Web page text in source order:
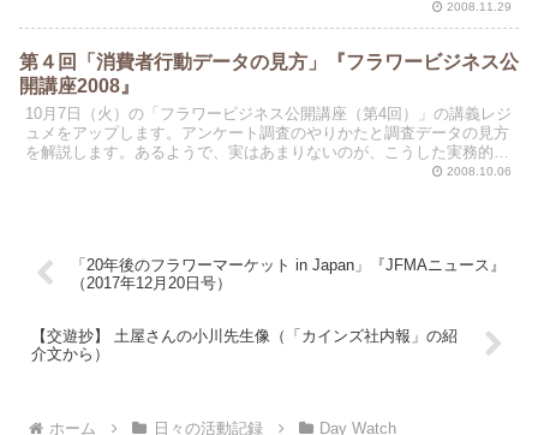
2008.11.29
第４回「消費者行動データの見方」『フラワービジネス公
開講座2008』
10月7日（火）の「フラワービジネス公開講座（第4回）」の講義レジ
ュメをアップします。アンケート調査のやりかたと調査データの見方
を解説します。あるようで、実はあまりないのが、こうした実務的な
2008.10.06
「20年後のフラワーマーケット in Japan」『JFMAニュース』
（2017年12月20日号）
【交遊抄】 土屋さんの小川先生像（「カインズ社内報」の紹
介文から）
ホーム 日々の活動記録 Day Watch